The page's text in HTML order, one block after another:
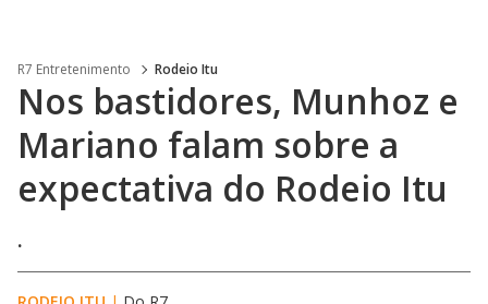
R7 Entretenimento Rodeio Itu
Nos bastidores, Munhoz e
Mariano falam sobre a
expectativa do Rodeio Itu
.